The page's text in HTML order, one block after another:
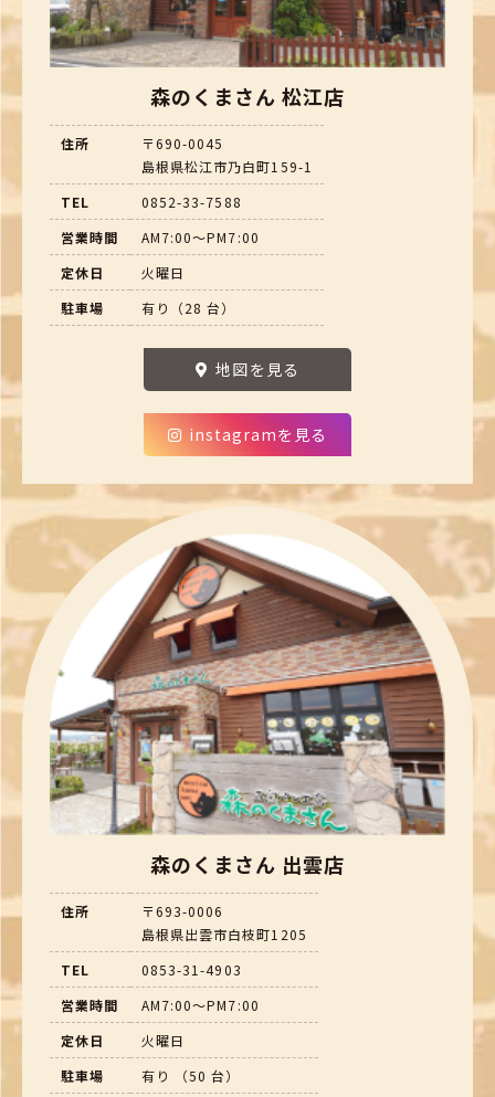
森のくまさん 松江店
住所
〒690-0045
島根県松江市乃白町159-1
TEL
0852-33-7588
営業時間
AM7:00～PM7:00
定休日
火曜日
駐車場
有り（28 台）
地図を見る
instagramを見る
森のくまさん 出雲店
住所
〒693-0006
島根県出雲市白枝町1205
TEL
0853-31-4903
営業時間
AM7:00～PM7:00
定休日
火曜日
駐車場
有り （50 台）